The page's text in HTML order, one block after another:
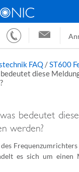
FAQ / ST600
diese
bedeutet
werden?
es sich um einen